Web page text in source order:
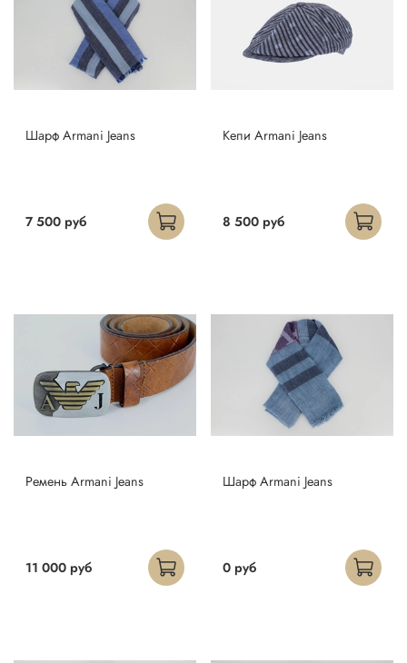
Шарф Armani Jeans
7 500 руб
Кепи Armani Jeans
8 500 руб
Ремень Armani Jeans
11 000 руб
Шарф Armani Jeans
0 руб